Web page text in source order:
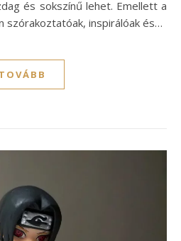
és sokszínű lehet. Emellett a
szórakoztatóak, inspirálóak és…
TOVÁBB